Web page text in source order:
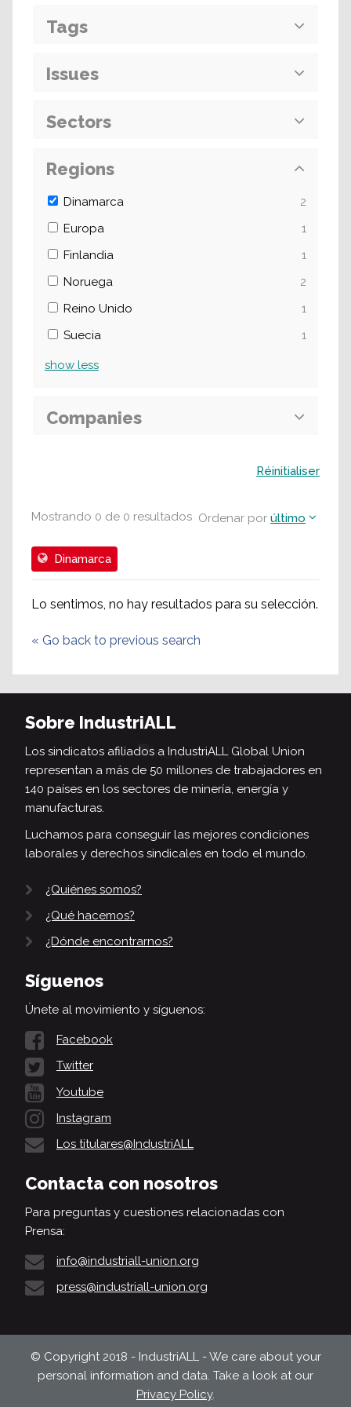
Mostrando 0 de 0 resultados Ordenar por último
Dinamarca
Lo sentimos, no hay resultados para su selección.
« Go back to previous search
Tags
Issues
Sectors
Regions
Dinamarca
2
Europa
1
Finlandia
1
Noruega
2
Reino Unido
1
Suecia
1
show less
Companies
Réinitialiser
Sobre IndustriALL
Los sindicatos afiliados a IndustriALL Global Union
representan a más de 50 millones de trabajadores en
140 países en los sectores de minería, energía y
manufacturas.
Luchamos para conseguir las mejores condiciones
laborales y derechos sindicales en todo el mundo.
¿Quiénes somos?
¿Qué hacemos?
¿Dónde encontrarnos?
Síguenos
Únete al movimiento y síguenos:
Facebook
Twitter
Youtube
Instagram
Los titulares@IndustriALL
Contacta con nosotros
Para preguntas y cuestiones relacionadas con
Prensa:
info@industriall-union.org
press@industriall-union.org
© Copyright 2018 - IndustriALL - We care about your
personal information and data. Take a look at our
Privacy Policy.